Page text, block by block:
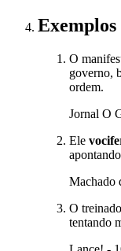
Exemplos
O
governo,
ordem.
Jornal O
Ele
Machado
O
tentando